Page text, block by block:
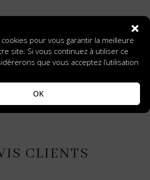
pour vous garantir la meilleure
site. Si vous continuez à utiliser ce
que vous acceptez l’utilisation
OK
BLACK ALLURE
d’un beau voyage …
CLIENTS